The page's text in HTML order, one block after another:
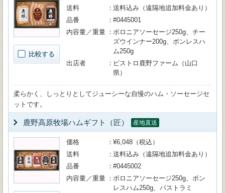
比較する
送料
送料込み（遠隔地追加料金あり）
品番
#0445001
内容量／重量
ボロニアソーセージ250g、チー
ズウインナー200g、ボンレスハ
ム250g
出店者
ビストロ鹿野ファーム（山口
県）
柔らかく、しっとりとしてジューシーな自慢のハム・ソーセージセ
ットです。
鹿野高原牧場ハムギフト（匠） 産地直送
価格
¥6,048（税込）
送料
送料込み（遠隔地追加料金あり）
品番
#0445002
内容量／重量
ボロニアソーセージ250g、ボン
レスハム250g、パストラミ